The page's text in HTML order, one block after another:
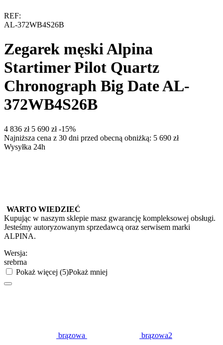
REF:
AL-372WB4S26B
Zegarek męski Alpina
Startimer Pilot Quartz
Chronograph Big Date AL-
372WB4S26B
‍4 836‍ zł ‍5 690‍ zł -15%
Najniższa cena z 30 dni przed obecną obniżką: 5 690 zł
Wysyłka 24h
WARTO WIEDZIEĆ
Kupując w naszym sklepie masz gwarancję kompleksowej obsługi.
Jesteśmy autoryzowanym sprzedawcą oraz serwisem marki
ALPINA.
Wersja:
srebrna
Pokaż więcej (5)Pokaż mniej
brązowa brązowa2